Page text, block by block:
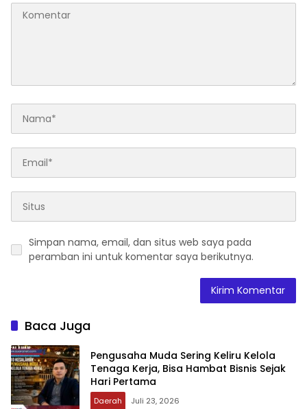
Simpan nama, email, dan situs web saya pada
peramban ini untuk komentar saya berikutnya.
Baca Juga
‎Pengusaha Muda Sering Keliru Kelola
Tenaga Kerja, Bisa Hambat Bisnis Sejak
Hari Pertama
Daerah Juli 23, 2026